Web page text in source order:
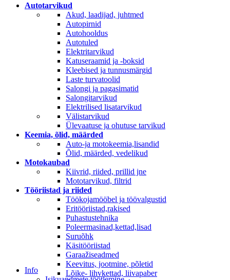
Autotarvikud
Akud, laadijad, juhtmed
Autopirnid
Autohooldus
Autotuled
Elektritarvikud
Katuseraamid ja -boksid
Kleebised ja tunnusmärgid
Laste turvatoolid
Salongi ja pagasimatid
Salongitarvikud
Elektrilised lisatarvikud
Välistarvikud
Ülevaatuse ja ohutuse tarvikud
Keemia, õlid, määrded
Auto-ja motokeemia,lisandid
Õlid, määrded, vedelikud
Motokaubad
Kiivrid, riided, prillid jne
Mototarvikud, filtrid
Tööriistad ja riided
Töökojamööbel ja töövalgustid
Eritööriistad,rakised
Puhastustehnika
Poleermasinad,kettad,lisad
Suruõhk
Käsitööriistad
Garaažiseadmed
Keevitus, jootmine, põletid
Lõike- lihvkettad, liivapaber
Info